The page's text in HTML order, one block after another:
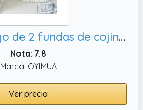
OYIMUA Juego de 2 fundas de cojín de piel sintética de 45 x 45 cm, fundas marroquíes modernas
Nota: 7.8
Marca: OYIMUA
Ver precio